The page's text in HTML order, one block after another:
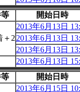
開始日時
＋2
2013年6月13日
2013年6月13日
2013年6月13日
2013年6月13日
開始日時
2013年6月15日